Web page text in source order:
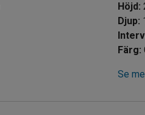
Höjd :
Djup:
Färg:
Se